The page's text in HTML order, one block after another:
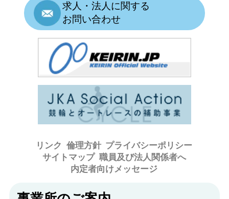
求人・法人に関する
お問い合わせ
リンク 倫理方針 プライバシーポリシー
サイトマップ 職員及び法人関係者へ
内定者向けメッセージ